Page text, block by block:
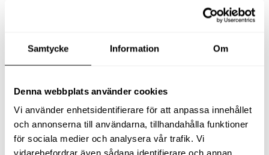
Samtycke Information Om
Denna webbplats använder cookies
Vi använder enhetsidentifierare för att anpassa innehållet
och annonserna till användarna, tillhandahålla funktioner
för sociala medier och analysera vår trafik. Vi
vidarebefordrar även sådana identifierare och annan
Alla produkter
Slangfäste
Textil- & Våtdammsugare
Tillbehör Textil- & våtdammsugare
Adaptrar
Dammsugare